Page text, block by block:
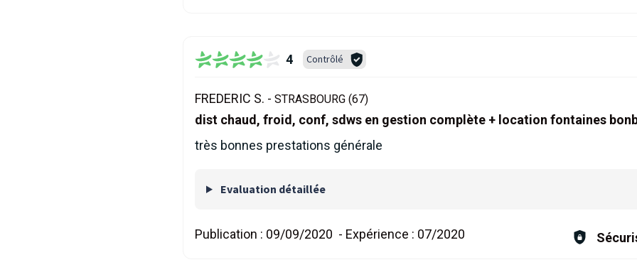
4 Contrôlé
FREDERIC S. - STRASBOURG (67)
dist chaud, froid, conf, sdws en gestion complète + location fontaines
très bonnes prestations générale
Evaluation détaillée
Publication : 09/09/2020 - Expérience : 07/2020